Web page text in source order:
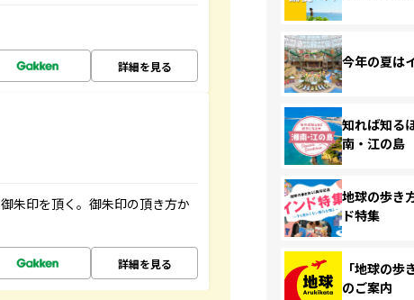
詳細を見る
朱印を頂く。御朱印の頂き方か
詳細を見る
今年の夏は
知れば知る
南・江の島
地球の歩き
ド特集
「地球の歩
のご案内